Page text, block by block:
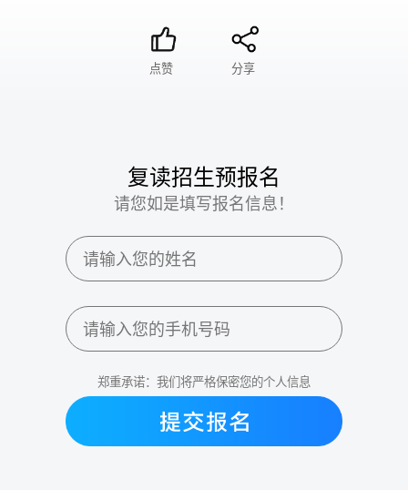
点赞 分享
复读招生预报名
请您如是填写报名信息！
郑重承诺：我们将严格保密您的个人信息